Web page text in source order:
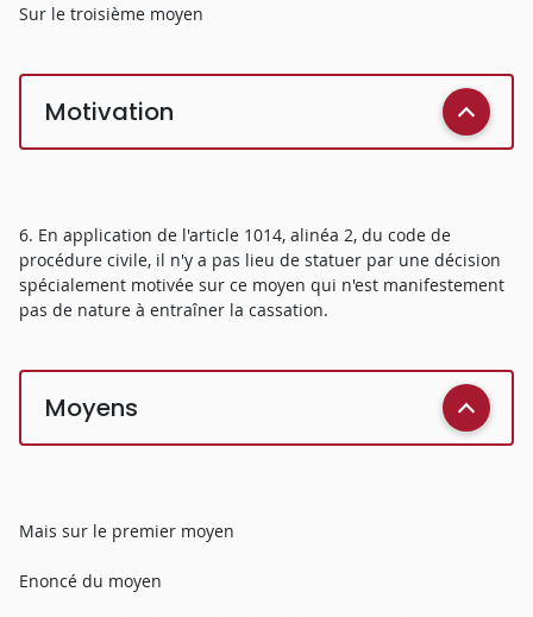
Sur le troisième moyen
Motivation
6. En application de l'article 1014, alinéa 2, du code de
procédure civile, il n'y a pas lieu de statuer par une décision
spécialement motivée sur ce moyen qui n'est manifestement
pas de nature à entraîner la cassation.
Moyens
Mais sur le premier moyen
Enoncé du moyen